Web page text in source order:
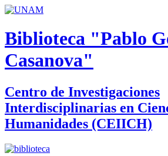
Biblioteca "Pablo
Casanova"
Centro de Investigaciones
Interdisciplinarias en
Humanidades (CEIICH)